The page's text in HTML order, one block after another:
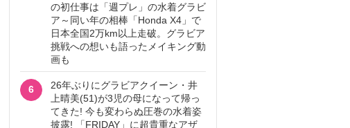
の初仕事は「週プレ」の水着グラビ
ア～同い年の相棒「Honda X4」で
日本全国2万km以上走破。グラビア
挑戦への想いも語ったメイキング動
画も
6
26年ぶりにグラビアクイーン・井
上晴美(51)が3児の母になって帰っ
てきた! 今も変わらぬ圧巻の水着姿
披露! 「FRIDAY」に超貴重なアザ